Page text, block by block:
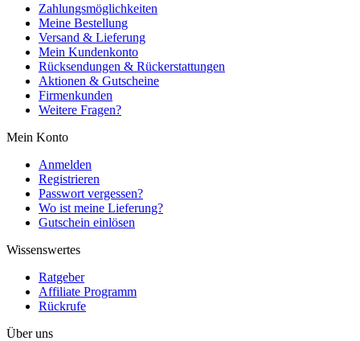
Zahlungsmöglichkeiten
Meine Bestellung
Versand & Lieferung
Mein Kundenkonto
Rücksendungen & Rückerstattungen
Aktionen & Gutscheine
Firmenkunden
Weitere Fragen?
Mein Konto
Anmelden
Registrieren
Passwort vergessen?
Wo ist meine Lieferung?
Gutschein einlösen
Wissenswertes
Ratgeber
Affiliate Programm
Rückrufe
Über uns